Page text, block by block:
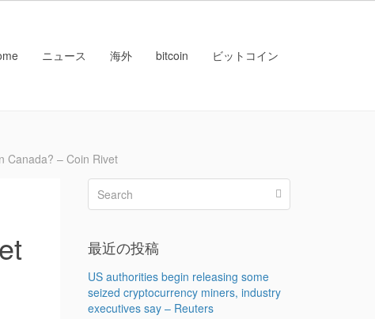
ニュース 海外 bitcoin ビットコイン
Canada? – Coin Rivet
最近の投稿
US authorities begin releasing some
seized cryptocurrency miners, industry
executives say – Reuters